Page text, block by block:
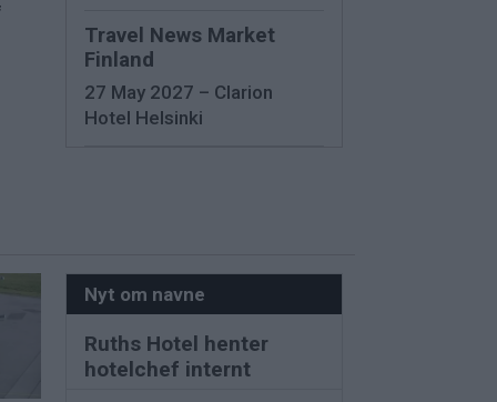
Travel News Market
Finland
27 May 2027 – Clarion
Hotel Helsinki
Nyt om navne
Ruths Hotel henter
hotelchef internt